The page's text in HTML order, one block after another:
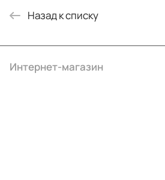
Назад к списку
Интернет-магазин